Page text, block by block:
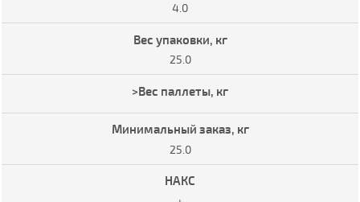
4.0
25.0
25.0